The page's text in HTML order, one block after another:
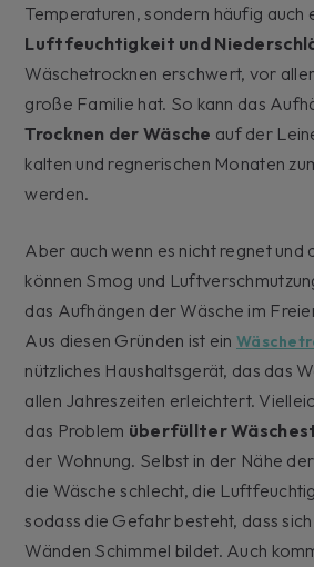
Temperaturen, sondern häufig auch
Luftfeuchtigkeit und
Wäschetrocknen erschwert, vor
große Familie hat. So kann das
Trocknen der Wäsche auf der
kalten und regnerischen Monaten
werden.
Aber auch wenn es nicht regnet und
können Smog und
das Aufhängen der Wäsche im
Aus diesen Gründen ist ein
nützliches Haushaltsgerät, das das
allen Jahreszeiten erleichtert.
das Problem überfüllter
der Wohnung. Selbst in der Nähe
die Wäsche schlecht, die
sodass die Gefahr besteht, dass
Wänden Schimmel bildet. Auch